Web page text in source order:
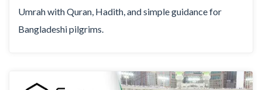
Umrah with Quran, Hadith, and simple guidance for
Bangladeshi pilgrims.